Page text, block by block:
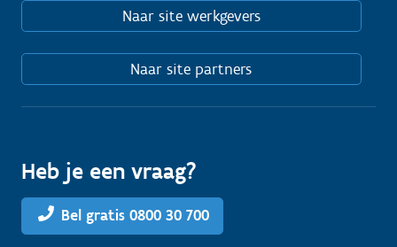
Naar site werkgevers
Naar site partners
Heb je een vraag?
Bel gratis 0800 30 700